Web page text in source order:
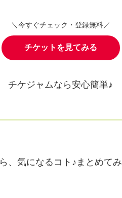
＼今すぐチェック・登録無料／
チケットを見てみる
チケジャムなら安心簡単♪
、気になるコト♪まとめて